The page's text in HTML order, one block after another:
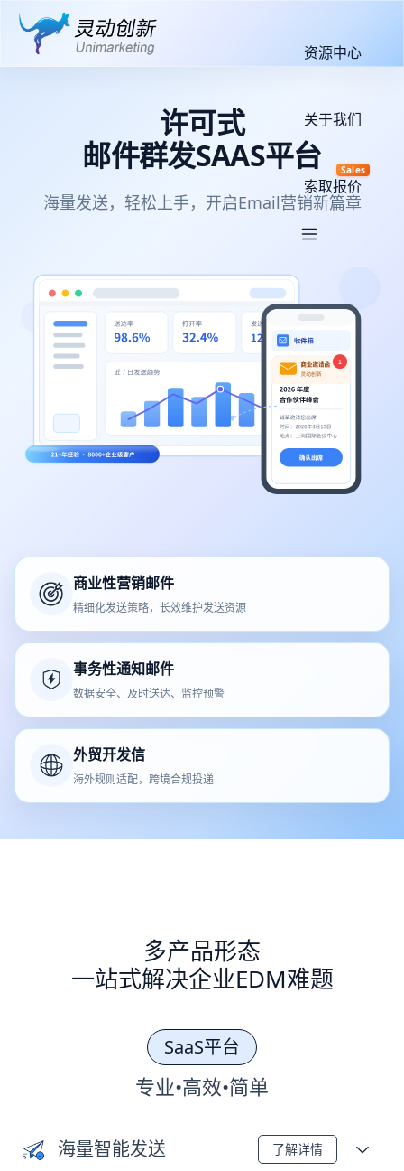
资源中心
关于我们
索取报价
Sales
许可式
邮件群发SAAS平台
海量发送，轻松上手，开启Email营销新篇章
商业性营销邮件
精细化发送策略，长效维护发送资源
事务性通知邮件
数据安全、及时送达、监控预警
外贸开发信
海外规则适配，跨境合规投递
多产品形态
一站式解决企业EDM难题
SaaS平台
专业•高效•简单
海量智能发送 了解详情